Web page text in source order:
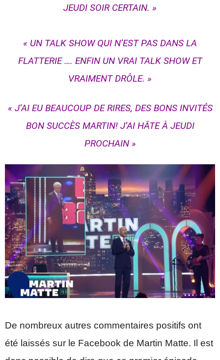
JEUDI SOIR CERTAIN. »
« UN TALK SHOW QUI N’EST PAS DANS LA
FLATTERIE …. ENFIN UN VRAI TALK SHOW ET
VRAIMENT DRÔLE. »
« J’AI EU BEAUCOUP DE RIRES, DES BONS INVITÉS
BON SUCCÈS MARTIN! J’AI HÂTE À JEUDI
PROCHAIN »
De nombreux autres commentaires positifs ont
été laissés sur le Facebook de Martin Matte. Il est